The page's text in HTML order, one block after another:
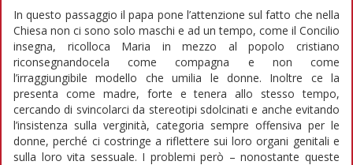
In questo passaggio il papa pone l’attenzione sul fatto che nella
Chiesa non ci sono solo maschi e ad un tempo, come il Concilio
insegna, ricolloca Maria in mezzo al popolo cristiano
riconsegnandocela come compagna e non come
l’irraggiungibile modello che umilia le donne. Inoltre ce la
presenta come madre, forte e tenera allo stesso tempo,
cercando di svincolarci da stereotipi sdolcinati e anche evitando
l’insistenza sulla verginità, categoria sempre offensiva per le
donne, perché ci costringe a riflettere sui loro organi genitali e
sulla loro vita sessuale. I problemi però – nonostante queste